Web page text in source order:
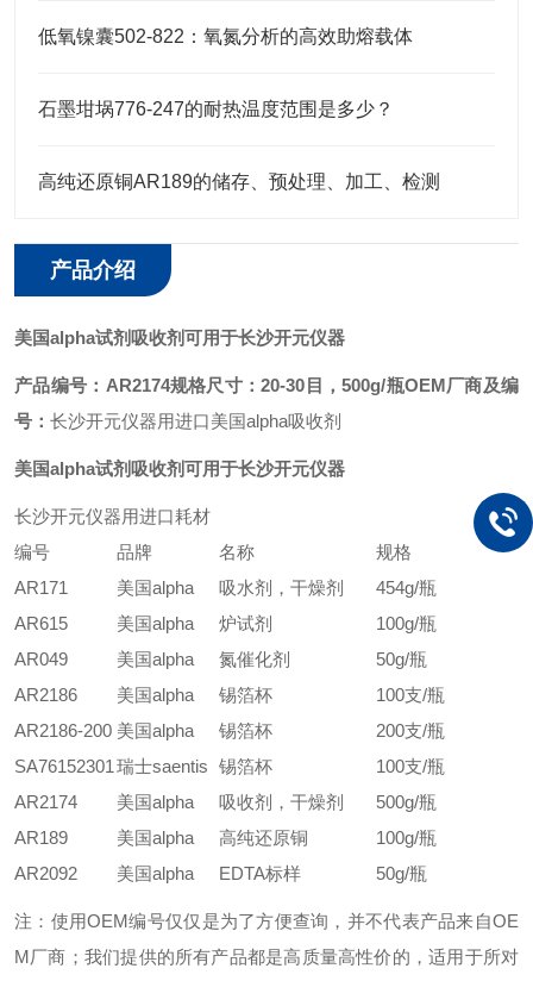
低氧镍囊502-822：氧氮分析的高效助熔载体
石墨坩埚776-247的耐热温度范围是多少？
高纯还原铜AR189的储存、预处理、加工、检测
产品介绍
美国alpha试剂吸收剂可用于长沙开元仪器
产品编号：AR2174规格尺寸：20-30目，500g/瓶OEM厂商及编
号： 长沙开元仪器用进口美国alpha吸收剂
美国alpha试剂吸收剂可用于长沙开元仪器
长沙开元仪器用进口耗材
编号
品牌 名称
规格
AR171
美国alpha 吸水剂，干燥剂 454g/瓶
AR615
美国alpha 炉试剂 100g/瓶
AR049
美国alpha 氮催化剂 50g/瓶
AR2186
美国alpha 锡箔杯 100支/瓶
AR2186-200 美国alpha 锡箔杯 200支/瓶
SA76152301 瑞士saentis 锡箔杯 100支/瓶
AR2174
美国alpha 吸收剂，干燥剂 500g/瓶
AR189
美国alpha 高纯还原铜
100g/瓶
AR2092
美国alpha EDTA标样 50g/瓶
注：使用OEM编号仅仅是为了方便查询，并不代表产品来自OE
M厂商；我们提供的所有产品都是高质量高性价的，适用于所对